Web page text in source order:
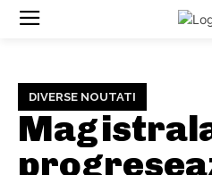
DIVERSE NOUTATI